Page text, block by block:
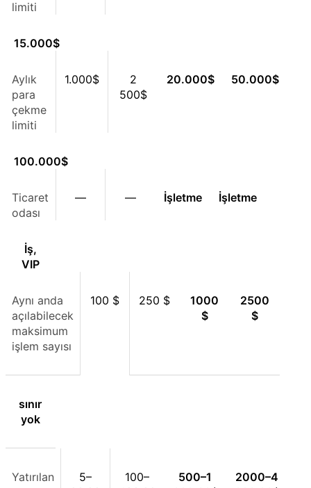
limiti
15.000$
Aylık
para
çekme
limiti
1.000$
2
500$
20.000$ 50.000$
100.000$
Ticaret
odası
— — İşletme İşletme
İş,
VIP
Aynı anda
açılabilecek
maksimum
işlem sayısı
100 $ 250 $
1000
$
2500
$
sınır
yok
Yatırılan
5–
100–
500–1
2000–4